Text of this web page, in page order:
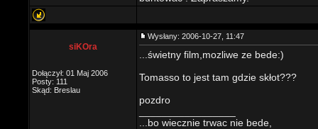
siKOra
Dołączył: 01 Maj 2006
Posty: 111
Skąd: Breslau
Wysłany: 2006-10-27, 11:47
...świetny film,mozliwe ze bede:)
Tomasso to jest tam gdzie skłot???
pozdro
...bo wiecznie trwac nie bede,